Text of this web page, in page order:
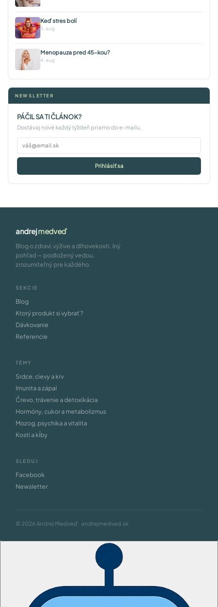
Keď stres bolí
5. aug
Menopauza pred 45-kou?
4. aug
NEWSLETTER
PÁČIL SA TI ČLÁNOK?
Dostávaj nové každý týždeň priamo do e-mailu.
Prihlásiť sa
andrejmedveď
Blog o zdraví, výžive a dlhovekosti. Iný
pohľad — podložený vedou,
zrozumiteľný pre každého.
SEKCIE
Blog
Ktorý produkt si vybrať ?
Dávkovanie
Referencie
TÉMY
Srdce, cievy a krv
Imunita a zápal
Črevo, trávenie a detoxikácia
Hormóny, cukor a metabolizmus
Mozog, psychika a vitalita
Kosti a kĺby
SLEDUJ
Facebook
Newsletter
© 2026 Andrej Medveď · andrejmedved.sk